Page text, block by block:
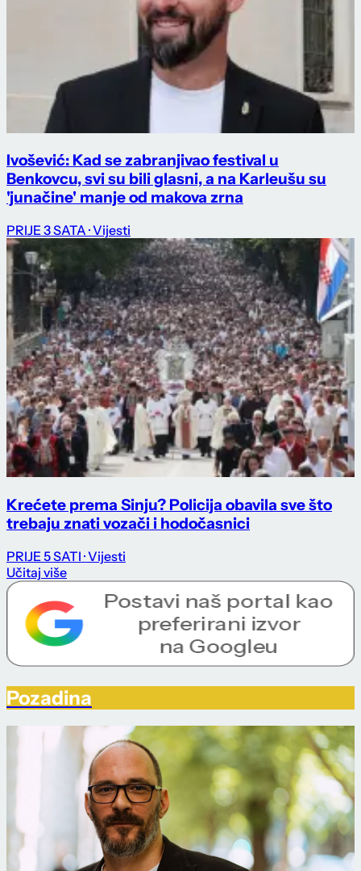
Ivošević: Kad se zabranjivao festival u
Benkovcu, svi su bili glasni, a na Karleušu su
'junačine' manje od makova zrna
PRIJE 3 SATA · Vijesti
Krećete prema Sinju? Policija obavila sve što
trebaju znati vozači i hodočasnici
PRIJE 5 SATI · Vijesti
Učitaj više
Pozadina